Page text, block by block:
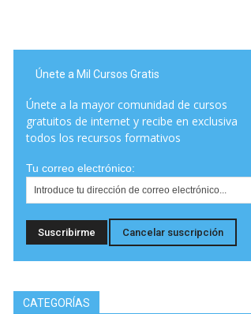
Únete a Mil Cursos Gratis
Únete a la mayor comunidad de cursos
gratuitos de internet y recibe en exclusiva
todos los recursos formativos
Tu correo electrónico:
CATEGORÍAS